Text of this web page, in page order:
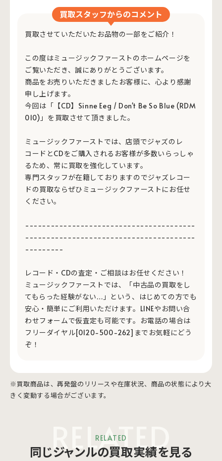
買取スタッフからのコメント
買取させていただいたお品物の一部をご紹介！
この度はミュージックファーストのホームページを
ご覧いただき、誠にありがとうございます。
商品をお売りいただきましたお客様に、心より感謝
申し上げます。
今回は「【CD】Sinne Eeg / Don't Be So Blue (RDM
010)」を買取させて頂きました。
ミュージックファーストでは、店頭でジャズのレ
コードとCDをご購入されるお客様が多数いらっしゃ
るため、常に買取を強化しています。
専門スタッフが在籍しておりますのでジャズレコー
ドの買取ならぜひミュージックファーストにお任せ
ください。
----------------------------------------
----------------------------------------
---------
レコード・CDの査定・ご相談はお任せください！
ミュージックファーストでは、「中古品の買取をし
てもらった経験がない…」という、はじめての方でも
安心・簡単にご利用いただけます。LINEやお問い合
わせフォームで仮査定も可能です。お電話の場合は
フリーダイヤル[0120-500-262]までお気軽にどう
ぞ！
※買取商品は、再発盤のリリースや在庫状況、商品の状態により大
きく変動する場合がございます。
RELATED
RELATED
同じジャンルの買取実績を見る